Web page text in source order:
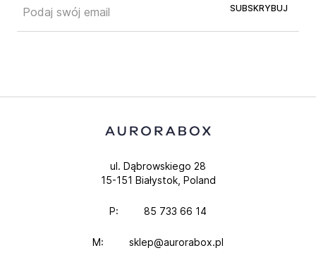
SUBSKRYBUJ
ul. Dąbrowskiego 28
15-151 Białystok, Poland
P: 85 733 66 14
M: sklep@aurorabox.pl